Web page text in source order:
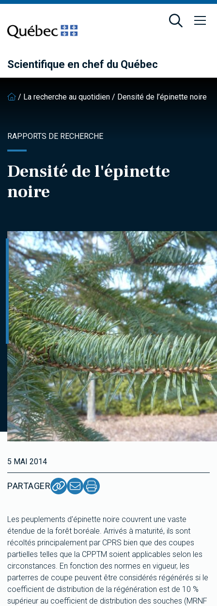
contenu
principal
pied
de
Scientifique en chef du Québec
/ La recherche au quotidien / Densité de l’épinette noire
RAPPORTS DE RECHERCHE
Densité de l'épinette
noire
5 MAI 2014
PARTAGER
Les peuplements d'épinette noire couvrent une vaste
étendue de la forêt boréale. Arrivés à maturité, ils sont
récoltés principalement par CPRS bien que des coupes
partielles telles que la CPPTM soient applicables selon les
circonstances. En fonction des normes en vigueur, les
parterres de coupe peuvent être considérés régénérés si le
coefficient de distribution de la régénération est de 10 %
supérieur au coefficient de distribution des souches (MRNF